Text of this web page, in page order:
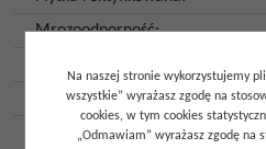
Mrozoodporność:
Ilość szt. w opakowaniu:
Ilość m2 w opakowaniu:
Na naszej stronie wykorzystujemy
wszystkie” wyrażasz zgodę na
cookies, w tym cookies
„Odmawiam” wyrażasz zgodę na